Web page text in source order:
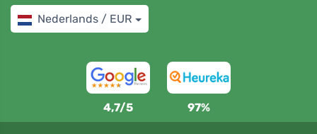
Nederlands / EUR
4,7/5 97%